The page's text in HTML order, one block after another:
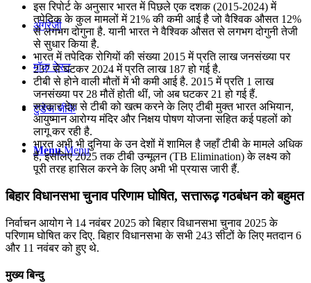
अंग्रेजी
मॉक टेस्ट
टुडेज जीके
Menu Menu
इस रिपोर्ट के अनुसार भारत में पिछले एक दशक (2015-2024) में
तपेदिक के कुल मामलों में 21% की कमी आई है जो वैश्विक औसत 12%
से लगभग दोगुना है. यानी भारत ने वैश्विक औसत से लगभग दोगुनी तेजी
से सुधार किया है.
भारत में तपेदिक रोगियों की संख्या 2015 में प्रति लाख जनसंख्या पर
237 से घटकर 2024 में प्रति लाख 187 हो गई है.
टीबी से होने वाली मौतों में भी कमी आई है. 2015 में प्रति 1 लाख
जनसंख्या पर 28 मौतें होती थीं, जो अब घटकर 21 हो गई हैं.
सरकार देश से टीबी को खत्म करने के लिए टीबी मुक्त भारत अभियान,
आयुष्मान आरोग्य मंदिर और निक्षय पोषण योजना सहित कई पहलों को
लागू कर रही है.
भारत अभी भी दुनिया के उन देशों में शामिल है जहाँ टीबी के मामले अधिक
हैं, इसलिए 2025 तक टीबी उन्मूलन (TB Elimination) के लक्ष्य को
पूरी तरह हासिल करने के लिए अभी भी प्रयास जारी हैं.
बिहार विधानसभा चुनाव परिणाम घोषित, सत्तारूढ़ गठबंधन को बहुमत
निर्वाचन आयोग ने 14 नवंबर 2025 को बिहार विधानसभा चुनाव 2025 के
परिणाम घोषित कर दिए. बिहार विधानसभा के सभी 243 सीटों के लिए मतदान 6
और 11 नवंबर को हुए थे.
मुख्य बिन्दु